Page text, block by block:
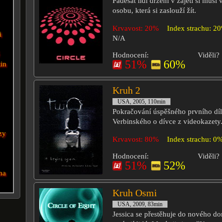
osobu, která si zaslouží žít.
Krvavost: 20%
Index strachu:
N/A
Hodnocení:
51% 60%
Viděli?
Kruh 2
USA, 2005, 110min
Pokračování úspěšného prvního
Verbinského o dívce z videokazety.
Krvavost: 80% Index strachu:
Hodnocení:
51% 52%
Viděli?
Kruh Osmi
USA, 2009, 83min
Jessica se přestěhuje do nového